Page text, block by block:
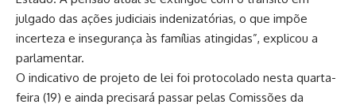
julgado das ações judiciais indenizatórias, o que impõe
incerteza e insegurança às famílias atingidas”, explicou a
parlamentar.
O indicativo de projeto de lei foi protocolado nesta quarta-
feira (19) e ainda precisará passar pelas Comissões da